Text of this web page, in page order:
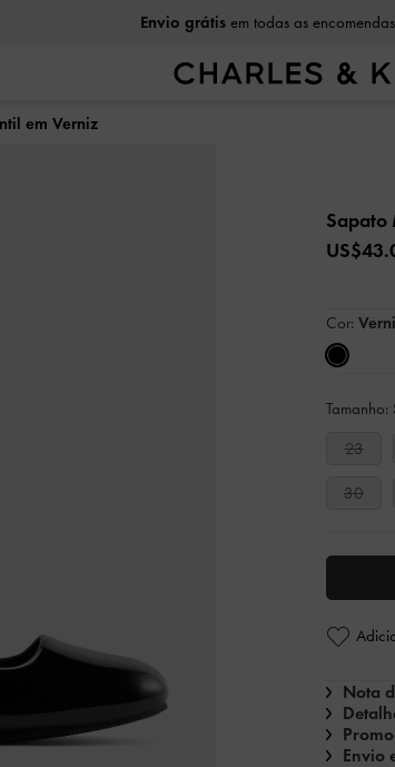
Envio grátisem todas as
em Verniz
Sapato
Cor:
Tamanho:
23
30
Nota
Envio